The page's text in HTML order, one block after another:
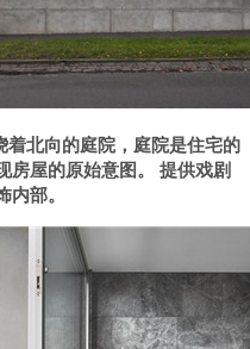
北向的庭院，庭院是住宅的
房屋的原始意图。 提供戏剧
部。